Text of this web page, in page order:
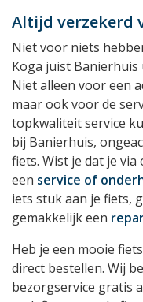
Altijd verzekerd
Niet voor niets
Koga juist Banierhuis
Niet alleen voor een
maar ook voor de
topkwaliteit service
bij Banierhuis,
fiets. Wist je dat je
een service of
iets stuk aan je fiets,
gemakkelijk een
Heb je een mooie
direct bestellen. Wij
bezorgservice gratis